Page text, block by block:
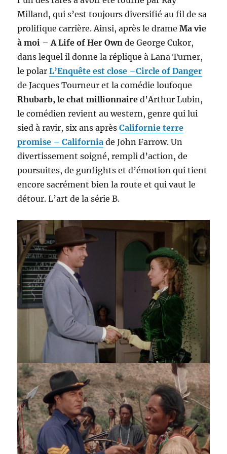
Milland, qui s’est toujours diversifié au fil de sa
prolifique carrière. Ainsi, après le drameMa vie
à moi –A Life of Her Ownde George Cukor,
dans lequel il donne la réplique à Lana Turner,
le polarL’Enquête est close –Circle of Danger
de Jacques Tourneur et la comédie loufoque
Rhubarb, le chat millionnaired’Arthur Lubin,
le comédien revient au western, genre qui lui
sied à ravir, six ans aprèsCalifornie terre
promise –California de John Farrow. Un
divertissement soigné, rempli d’action, de
poursuites, de gunfights et d’émotion qui tient
encore sacrément bien la route et qui vaut le
détour. L’art de la série B.